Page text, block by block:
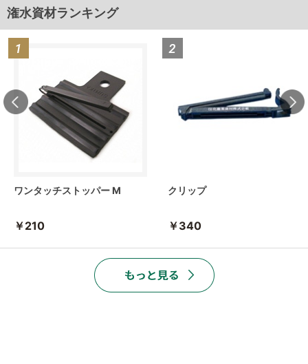
潅水資材ランキング
ワンタッチストッパー M
￥210
クリップ
￥340